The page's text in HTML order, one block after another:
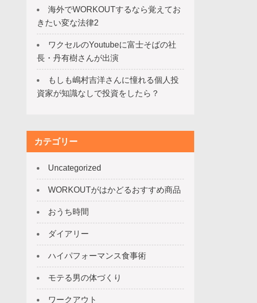
海外でWORKOUTするなら覚えてお
きたい変な法律2
ワクセルのYoutubeに富士そばの社
長・丹有樹さんが出演
もしも嶋村吉洋さんに憧れる個人投
資家が知識なしで投資をしたら？
カテゴリー
Uncategorized
WORKOUTがはかどるおすすめ商品
おうち時間
ダイアリー
ハイパフォーマンス食事術
モテる男の体づくり
ワークアウト